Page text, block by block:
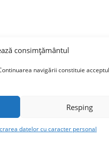
consimțământul
navigării constituie acceptul
Resping
datelor cu caracter personal
Prelucrarea datelor cu